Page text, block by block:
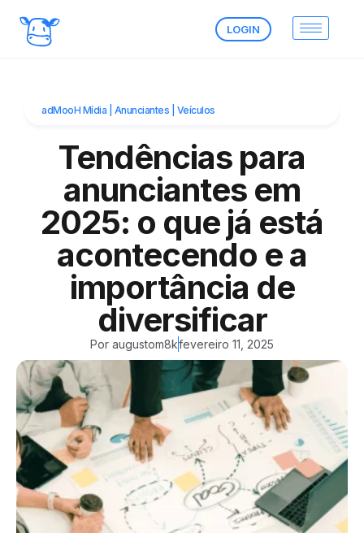
LOGIN
adMooH Mídia Anunciantes Veículos
Tendências para
anunciantes em
2025: o que já está
acontecendo e a
importância de
diversificar
Por augustom8kfevereiro 11, 2025